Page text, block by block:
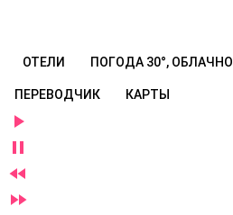
ОТЕЛИ ПОГОДА 30°, ОБЛАЧНО
ПЕРЕВОДЧИК КАРТЫ



